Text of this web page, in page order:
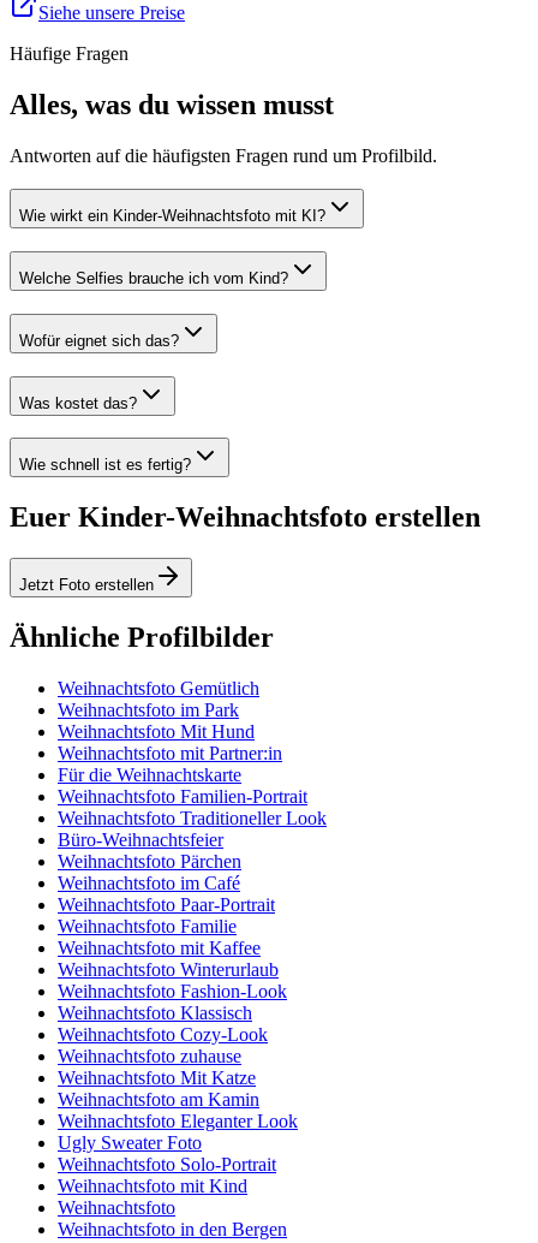
Siehe unsere Preise
Häufige Fragen
Alles, was du wissen musst
Antworten auf die häufigsten Fragen rund um Profilbild.
Wie wirkt ein Kinder-Weihnachtsfoto mit KI?
Welche Selfies brauche ich vom Kind?
Wofür eignet sich das?
Was kostet das?
Wie schnell ist es fertig?
Euer Kinder-Weihnachtsfoto erstellen
Jetzt Foto erstellen
Ähnliche Profilbilder
Weihnachtsfoto Gemütlich
Weihnachtsfoto im Park
Weihnachtsfoto Mit Hund
Weihnachtsfoto mit Partner:in
Für die Weihnachtskarte
Weihnachtsfoto Familien-Portrait
Weihnachtsfoto Traditioneller Look
Büro-Weihnachtsfeier
Weihnachtsfoto Pärchen
Weihnachtsfoto im Café
Weihnachtsfoto Paar-Portrait
Weihnachtsfoto Familie
Weihnachtsfoto mit Kaffee
Weihnachtsfoto Winterurlaub
Weihnachtsfoto Fashion-Look
Weihnachtsfoto Klassisch
Weihnachtsfoto Cozy-Look
Weihnachtsfoto zuhause
Weihnachtsfoto Mit Katze
Weihnachtsfoto am Kamin
Weihnachtsfoto Eleganter Look
Ugly Sweater Foto
Weihnachtsfoto Solo-Portrait
Weihnachtsfoto mit Kind
Weihnachtsfoto
Weihnachtsfoto in den Bergen